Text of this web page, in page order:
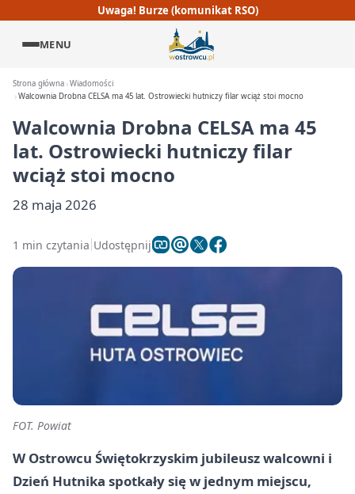
Uwaga! Burze (komunikat RSO)
MENU
Strona główna Wiadomości
Walcownia Drobna CELSA ma 45 lat. Ostrowiecki hutniczy filar wciąż stoi mocno
Walcownia Drobna CELSA ma 45
lat. Ostrowiecki hutniczy filar
wciąż stoi mocno
28 maja 2026
1 min czytania Udostępnij
FOT. Powiat
W Ostrowcu Świętokrzyskim jubileusz walcowni i
Dzień Hutnika spotkały się w jednym miejscu,